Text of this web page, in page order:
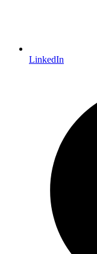
LinkedIn